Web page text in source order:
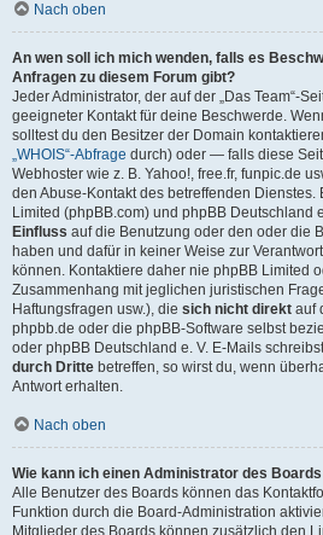
Nach oben
An wen soll ich mich wenden, falls es
Anfragen zu diesem Forum gibt?
Jeder Administrator, der auf der „Das Team“-
geeigneter Kontakt für deine Beschwerde.
solltest du den Besitzer der Domain
„WHOIS“-Abfrage durch) oder — falls diese
Webhoster wie z. B. Yahoo!, free.fr, funpic.de
den Abuse-Kontakt des betreffenden Dienstes.
Limited (phpBB.com) und phpBB Deutschland
Einfluss auf die Benutzung oder den oder die
haben und dafür in keiner Weise zur
können. Kontaktiere daher nie phpBB Limited
Zusammenhang mit jeglichen juristischen
Haftungsfragen usw.), die sich nicht direkt auf
phpbb.de oder die phpBB-Software selbst
oder phpBB Deutschland e. V. E-Mails
durch Dritte betreffen, so wirst du, wenn
Antwort erhalten.
Nach oben
Wie kann ich einen Administrator des
Alle Benutzer des Boards können das
Funktion durch die Board-Administration
Mitglieder des Boards können zusätzlich den